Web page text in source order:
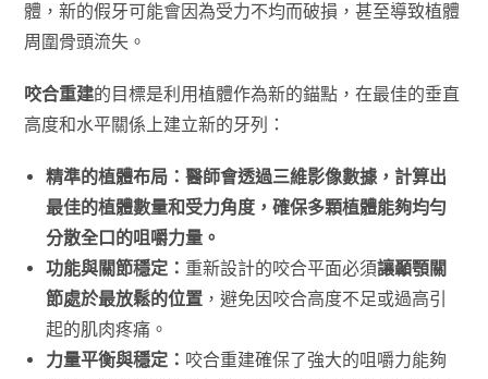
體，新的假牙可能會因為受力不均而破損，甚至導致植體
周圍骨頭流失。
咬合重建的目標是利用植體作為新的錨點，在最佳的垂直
高度和水平關係上建立新的牙列：
精準的植體布局：醫師會透過三維影像數據， 計算出
最佳的植體數量和受力角度 ，確保多顆植體能夠均勻
分散全口的咀嚼力量。
功能與關節穩定： 重新設計的咬合平面必須讓顳顎關
節處於最放鬆的位置 ，避免因咬合高度不足或過高引
起的肌肉疼痛。
力量平衡與穩定： 咬合重建確保了強大的咀嚼力能夠